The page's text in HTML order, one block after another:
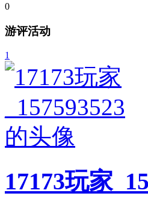
0
游评活动
1
17173玩家